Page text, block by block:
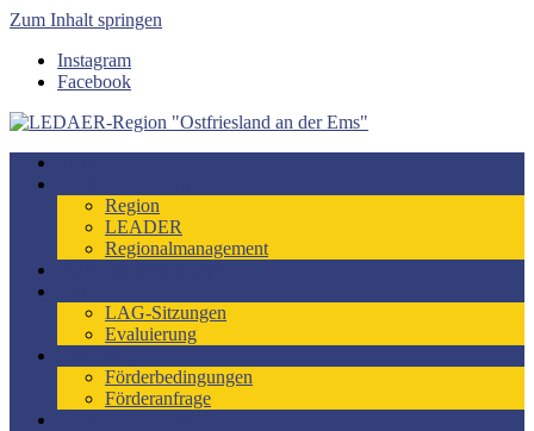
Zum Inhalt springen
Instagram
Facebook
LEDAER-Region "Ostfriesland an der Ems"
Förderzeitraum 2023-2027
Region
LEADER
Regionalmanagement
LAG-Sitzungen
Evaluierung
Förderbedingungen
Förderanfrage